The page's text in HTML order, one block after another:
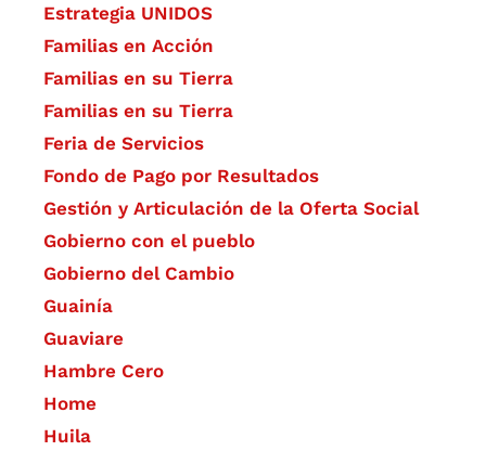
Estrategia UNIDOS
Familias en Acción
Familias en su Tierra
Familias en su Tierra
Feria de Servicios
Fondo de Pago por Resultados
Gestión y Articulación de la Oferta Social
Gobierno con el pueblo
Gobierno del Cambio
Guainía
Guaviare
Hambre Cero
Home
Huila